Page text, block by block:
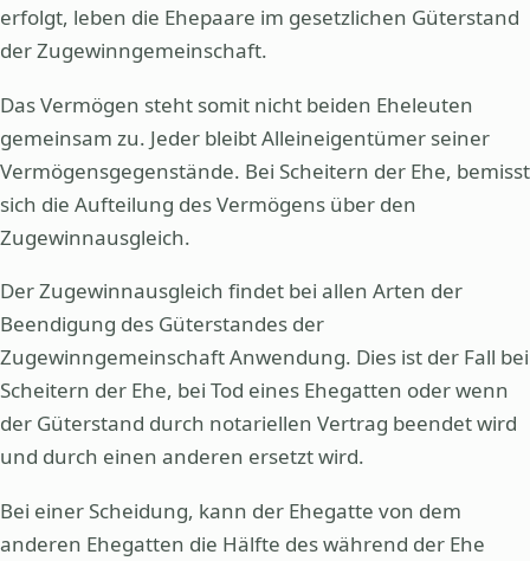
erfolgt, leben die Ehepaare im gesetzlichen Güterstand
der Zugewinngemeinschaft.
Das Vermögen steht somit nicht beiden Eheleuten
gemeinsam zu. Jeder bleibt Alleineigentümer seiner
Vermögensgegenstände. Bei Scheitern der Ehe, bemisst
sich die Aufteilung des Vermögens über den
Zugewinnausgleich.
Der Zugewinnausgleich findet bei allen Arten der
Beendigung des Güterstandes der
Zugewinngemeinschaft Anwendung. Dies ist der Fall bei
Scheitern der Ehe, bei Tod eines Ehegatten oder wenn
der Güterstand durch notariellen Vertrag beendet wird
und durch einen anderen ersetzt wird.
Bei einer Scheidung, kann der Ehegatte von dem
anderen Ehegatten die Hälfte des während der Ehe